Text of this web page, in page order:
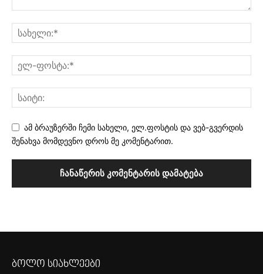
ამ ბრაუზერში ჩემი სახელი, ელ.ფოსტის და ვებ-გვერდის
შენახვა მომდევნო დროს მე კომენტარით.
ბოლო სიახლეები